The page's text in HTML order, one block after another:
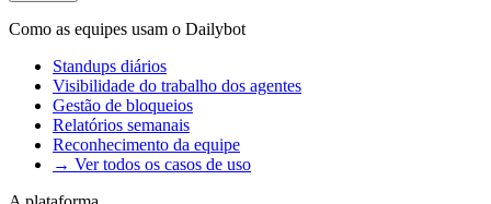
Como as equipes usam o Dailybot
Standups diários
Visibilidade do trabalho dos agentes
Gestão de bloqueios
Relatórios semanais
Reconhecimento da equipe
→ Ver todos os casos de uso